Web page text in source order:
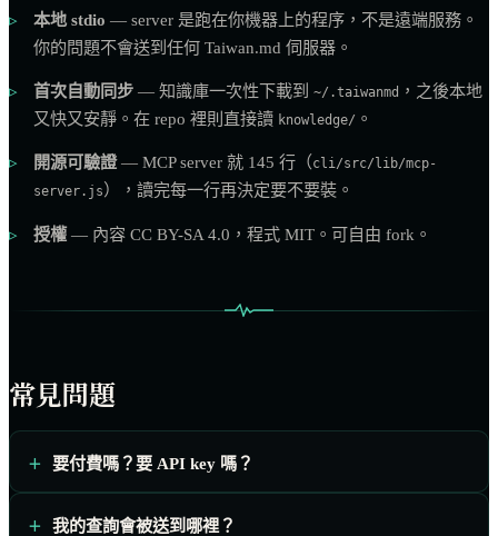
本地 stdio — server 是跑在你機器上的程序，不是遠端服務。
你的問題不會送到任何 Taiwan.md 伺服器。
首次自動同步 — 知識庫一次性下載到~/.taiwanmd ，之後本地
又快又安靜。在 repo 裡則直接讀 knowledge/ 。
開源可驗證— MCP server 就 145 行（cli/src/lib/mcp-
server.js），讀完每一行再決定要不要裝。
授權— 內容 CC BY-SA 4.0，程式 MIT。可自由 fork。
常見問題
要付費嗎？要 API key 嗎？
我的查詢會被送到哪裡？